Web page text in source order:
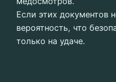
Если этих документов
вероятность, что
только на удаче.